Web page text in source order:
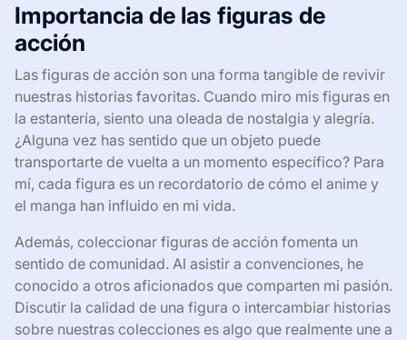
Importancia de las figuras de
acción
Las figuras de acción son una forma tangible de revivir
nuestras historias favoritas. Cuando miro mis figuras en
la estantería, siento una oleada de nostalgia y alegría.
¿Alguna vez has sentido que un objeto puede
transportarte de vuelta a un momento específico? Para
mí, cada figura es un recordatorio de cómo el anime y
el manga han influido en mi vida.
Además, coleccionar figuras de acción fomenta un
sentido de comunidad. Al asistir a convenciones, he
conocido a otros aficionados que comparten mi pasión.
Discutir la calidad de una figura o intercambiar historias
sobre nuestras colecciones es algo que realmente une a